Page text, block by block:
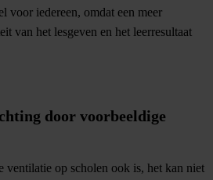
voor iedereen, omdat een meer
van het lesgeven en het leerresultaat
door voorbeeldige
ventilatie op scholen ook is, het kan niet